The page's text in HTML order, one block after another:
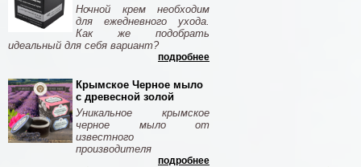
Ночной крем необходим
для ежедневного ухода.
Как же подобрать
идеальный для себя вариант?
подробнее
Крымское Черное мыло
с древесной золой
Уникальное крымское
черное мыло от
известного
производителя
подробнее